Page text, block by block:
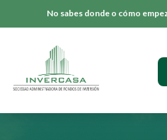
No sabes donde o cómo